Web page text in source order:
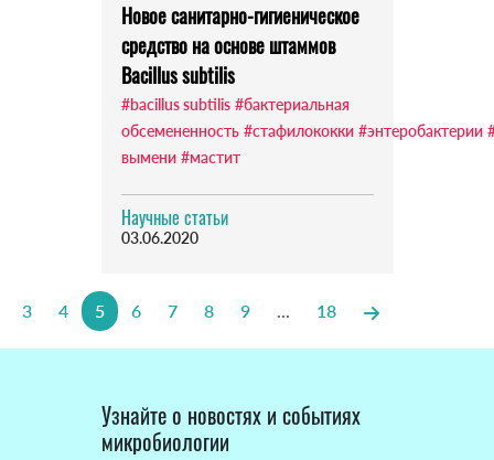
Новое санитарно-гигиеническое
средство на основе штаммов
Bacillus subtilis
#bacillus subtilis #бактериальная
обсемененность #стафилококки #энтеробактерии
вымени #мастит
Научные статьи
03.06.2020
3 4 5 6 7 8 9 ... 18
Узнайте о новостях и событиях
микробиологии